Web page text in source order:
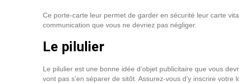
Ce porte-carte leur permet de garder en sécurité leur carte
communication que vous ne devriez pas négliger.
Le pilulier
Le pilulier est une bonne idée d’objet publicitaire que vous
vont pas s’en séparer de sitôt. Assurez-vous d’y inscrire